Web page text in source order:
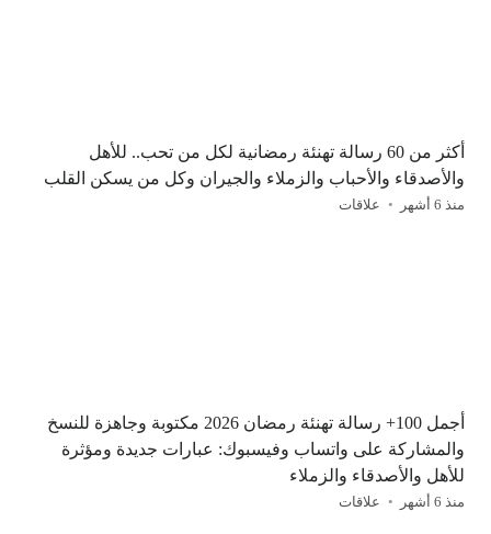
أكثر من 60 رسالة تهنئة رمضانية لكل من تحب.. للأهل
والأصدقاء والأحباب والزملاء والجيران وكل من يسكن القلب
منذ 6 أشهر علاقات
أجمل 100+ رسالة تهنئة رمضان 2026 مكتوبة وجاهزة للنسخ
والمشاركة على واتساب وفيسبوك: عبارات جديدة ومؤثرة
للأهل والأصدقاء والزملاء
منذ 6 أشهر علاقات